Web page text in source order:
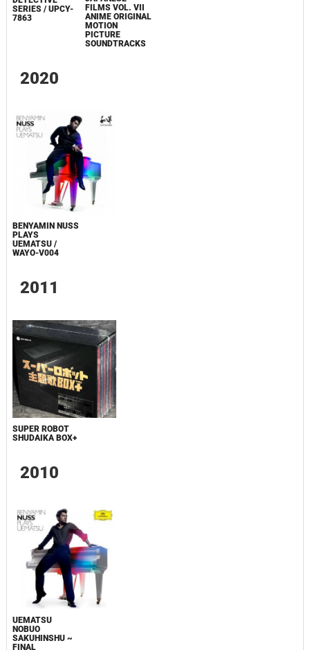
SERIES / UPCY-
7863
FILMS VOL. VII
ANIME ORIGINAL
MOTION
PICTURE
SOUNDTRACKS
2020
BENYAMIN NUSS
PLAYS
UEMATSU /
WAYO-V004
2011
SUPER ROBOT
SHUDAIKA BOX+
2010
UEMATSU
NOBUO
SAKUHINSHU ~
FINAL